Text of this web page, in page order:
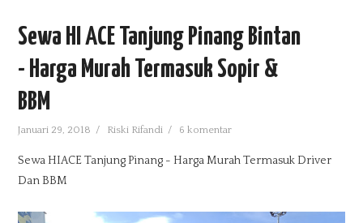
DOWNLOADS
PARENT CATEGORY
FEATURED
HEALTH
Sewa HI ACE Tanjung Pinang Bintan
- Harga Murah Termasuk Sopir &
BBM
Januari 29, 2018 / Riski Rifandi / 6 komentar
Sewa HIACE Tanjung Pinang - Harga Murah Termasuk Driver
Dan BBM